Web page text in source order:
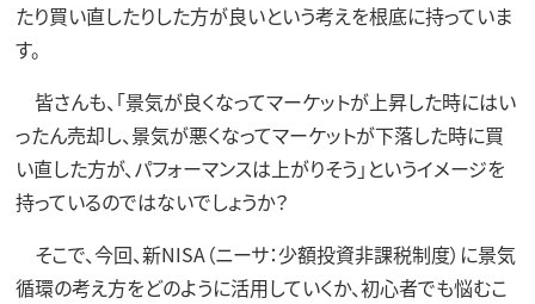
たり買い直したりした方が良いという考えを根底に持っていま
す。
皆さんも、「景気が良くなってマーケットが上昇した時にはい
ったん売却し、景気が悪くなってマーケットが下落した時に買
い直した方が、パフォーマンスは上がりそう」というイメージを
持っているのではないでしょうか？
そこで、今回、新NISA（ニーサ：少額投資非課税制度）に景気
循環の考え方をどのように活用していくか、初心者でも悩むこ